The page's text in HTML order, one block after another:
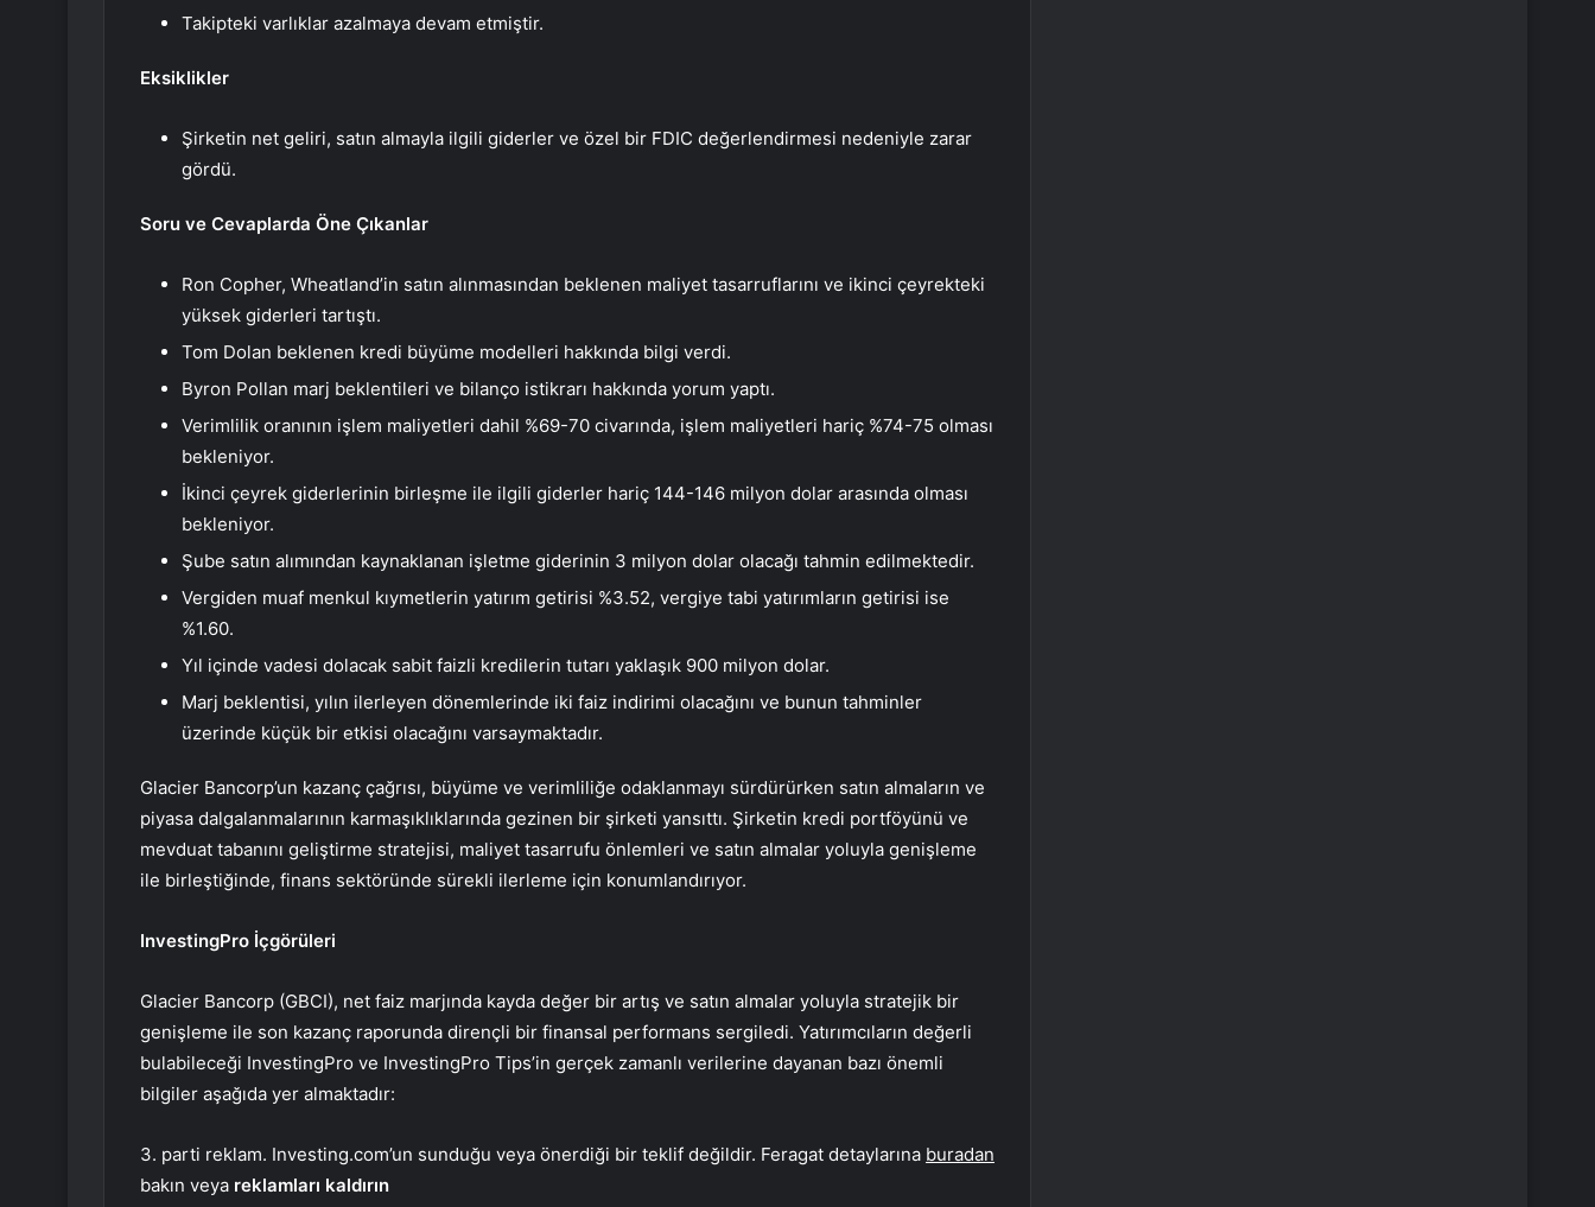
Takipteki varlıklar azalmaya devam etmiştir.
Eksiklikler
Şirketin net geliri, satın almayla ilgili giderler ve özel bir FDIC değerlendirmesi nedeniyle zarar
gördü.
Soru ve Cevaplarda Öne Çıkanlar
Ron Copher, Wheatland’in satın alınmasından beklenen maliyet tasarruflarını ve ikinci çeyrekteki
yüksek giderleri tartıştı.
Tom Dolan beklenen kredi büyüme modelleri hakkında bilgi verdi.
Byron Pollan marj beklentileri ve bilanço istikrarı hakkında yorum yaptı.
Verimlilik oranının işlem maliyetleri dahil %69-70 civarında, işlem maliyetleri hariç %74-75 olması
bekleniyor.
İkinci çeyrek giderlerinin birleşme ile ilgili giderler hariç 144-146 milyon dolar arasında olması
bekleniyor.
Şube satın alımından kaynaklanan işletme giderinin 3 milyon dolar olacağı tahmin edilmektedir.
Vergiden muaf menkul kıymetlerin yatırım getirisi %3.52, vergiye tabi yatırımların getirisi ise
%1.60.
Yıl içinde vadesi dolacak sabit faizli kredilerin tutarı yaklaşık 900 milyon dolar.
Marj beklentisi, yılın ilerleyen dönemlerinde iki faiz indirimi olacağını ve bunun tahminler
üzerinde küçük bir etkisi olacağını varsaymaktadır.
Glacier Bancorp’un kazanç çağrısı, büyüme ve verimliliğe odaklanmayı sürdürürken satın almaların ve
piyasa dalgalanmalarının karmaşıklıklarında gezinen bir şirketi yansıttı. Şirketin kredi portföyünü ve
mevduat tabanını geliştirme stratejisi, maliyet tasarrufu önlemleri ve satın almalar yoluyla genişleme
ile birleştiğinde, finans sektöründe sürekli ilerleme için konumlandırıyor.
InvestingPro İçgörüleri
Glacier Bancorp (GBCI), net faiz marjında kayda değer bir artış ve satın almalar yoluyla stratejik bir
genişleme ile son kazanç raporunda dirençli bir finansal performans sergiledi. Yatırımcıların değerli
bulabileceği InvestingPro ve InvestingPro Tips’in gerçek zamanlı verilerine dayanan bazı önemli
bilgiler aşağıda yer almaktadır:
3. parti reklam. Investing.com’un sunduğu veya önerdiği bir teklif değildir. Feragat detaylarına buradan
bakın veya reklamları kaldırın